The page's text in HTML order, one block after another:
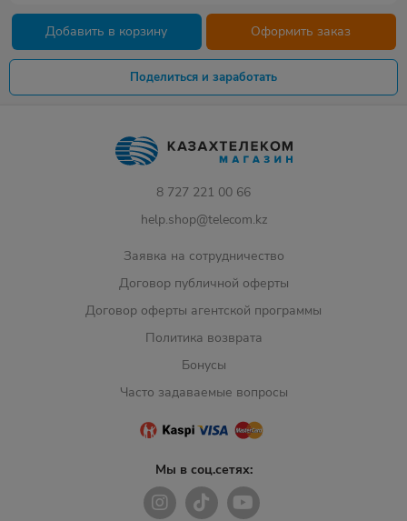
Добавить в корзину Оформить заказ
Поделиться и заработать
8 727 221 00 66
help.shop@telecom.kz
Заявка на сотрудничество
Договор публичной оферты
Договор оферты агентской программы
Политика возврата
Бонусы
Часто задаваемые вопросы
Мы в соц.сетях: